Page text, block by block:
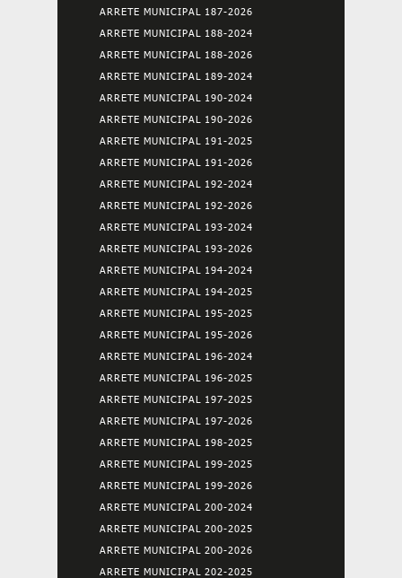
ARRETE MUNICIPAL 187-2026
ARRETE MUNICIPAL 188-2024
ARRETE MUNICIPAL 188-2026
ARRETE MUNICIPAL 189-2024
ARRETE MUNICIPAL 190-2024
ARRETE MUNICIPAL 190-2026
ARRETE MUNICIPAL 191-2025
ARRETE MUNICIPAL 191-2026
ARRETE MUNICIPAL 192-2024
ARRETE MUNICIPAL 192-2026
ARRETE MUNICIPAL 193-2024
ARRETE MUNICIPAL 193-2026
ARRETE MUNICIPAL 194-2024
ARRETE MUNICIPAL 194-2025
ARRETE MUNICIPAL 195-2025
ARRETE MUNICIPAL 195-2026
ARRETE MUNICIPAL 196-2024
ARRETE MUNICIPAL 196-2025
ARRETE MUNICIPAL 197-2025
ARRETE MUNICIPAL 197-2026
ARRETE MUNICIPAL 198-2025
ARRETE MUNICIPAL 199-2025
ARRETE MUNICIPAL 199-2026
ARRETE MUNICIPAL 200-2024
ARRETE MUNICIPAL 200-2025
ARRETE MUNICIPAL 200-2026
ARRETE MUNICIPAL 202-2025